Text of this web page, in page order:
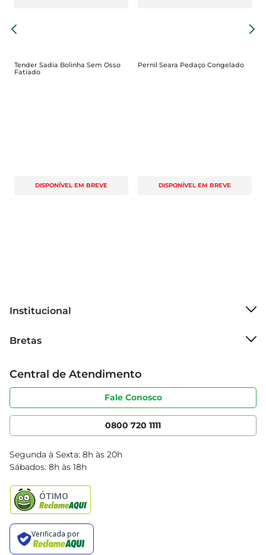
Tender Sadia Bolinha Sem Osso
Fatiado
DISPONÍVEL EM BREVE
Pernil Seara Pedaço Congelado
DISPONÍVEL EM BREVE
Institucional
Grupo Cencosud
Sobre privacidade
Portal do fornecedor
Cencosud Media
Bretas
Produtos Bretas
Código de ética
Serviços
Clube Bretas
Blog Bretas
Black Friday
Central de Atendimento
Fale Conosco
0800 720 1111
Segunda à Sexta: 8h às 20h
Sábados: 8h às 18h